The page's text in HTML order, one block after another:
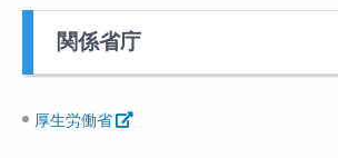
関係省庁
厚生労働省